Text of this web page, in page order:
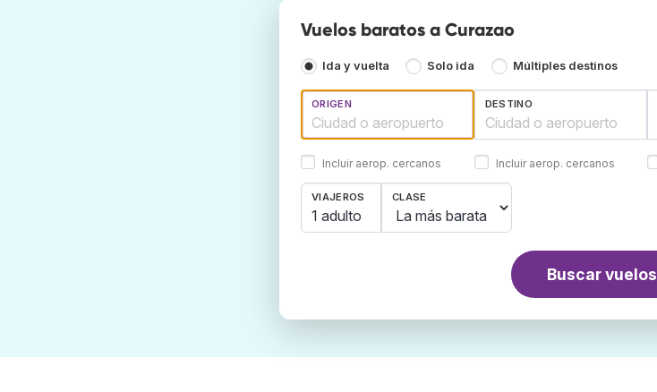
Vuelos baratos a Curazao
Ida y vuelta Solo ida Múltiples destinos
ORIGEN
Incluir aerop. cercanos
DESTINO
Incluir aerop. cercanos
VIAJEROS
1 adulto
CLASE
Buscar vuelos